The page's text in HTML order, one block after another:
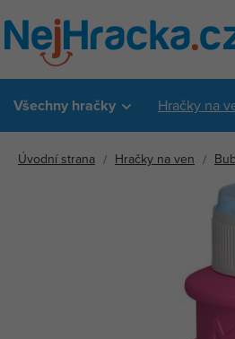
Všechny hračky Hračky na
Úvodní strana Hračky na ven